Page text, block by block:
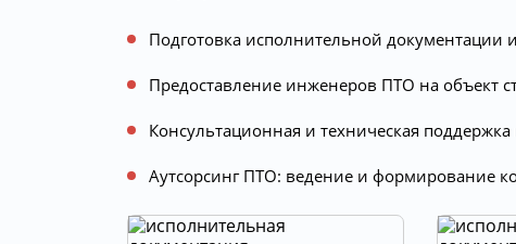
Подготовка исполнительной документации
Предоставление инженеров ПТО на объект
Консультационная и техническая
Аутсорсинг ПТО: ведение и формирование